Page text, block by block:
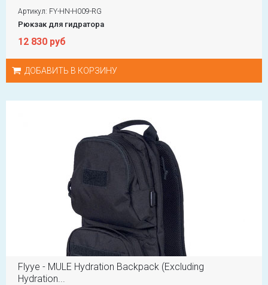
Артикул: FY-HN-H009-RG
Рюкзак для гидратора
12 830 руб
ДОБАВИТЬ В КОРЗИНУ
Flyye - MULE Hydration Backpack (Excluding
Hydration...